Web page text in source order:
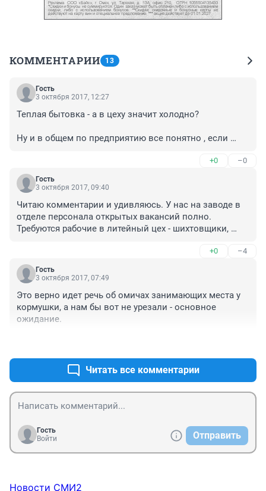
КОММЕНТАРИИ 13
Гость
3 октября 2017, 12:27
Теплая бытовка - а в цеху значит холодно?
Ну и в общем по предприятию все понятно , если
так чисто для интереса - название предприятия.
+0 –0
Гость
3 октября 2017, 09:40
Читаю комментарии и удивляюсь. У нас на заводе в
отделе персонала открытых вакансий полно.
Требуются рабочие в литейный цех - шихтовщики,
предприятиями. И есть куда расти. У нас есть
возможность повышать разряды и расти
переодевания и обеда, подведена вода. А молодежи
нет. Придет молодой человек лет 20, первый день
отработает и сразу - а какая у него зарплата будет. Ну
учеником поработать. И пройдет не один год, как
станешь настоящим специалистом. А первые года
два столько брака будет пока руку набьет. Но у нас
платят ученическую стипендию 6300 рублей. Да
небольшая, но я устал повторять, что это ученические
+0 –4
Гость
3 октября 2017, 07:49
Это верно идет речь об омичах занимающих места у
кормушки, а нам бы вот не урезали - основное
ожидание.
Читать все комментарии
Гость
Войти
Отправить
Новости СМИ2